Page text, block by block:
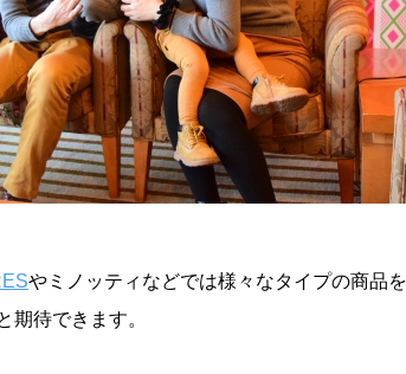
やミノッティなどでは様々なタイプの商品
期待できます。